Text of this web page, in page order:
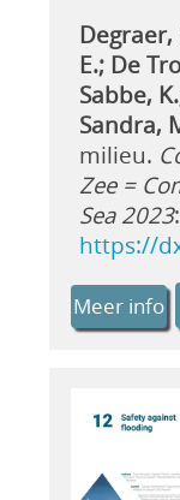
Degraer,
E.; De
Sabbe,
Sandra,
milieu.
Zee =
Sea 2023
https://
Meer info